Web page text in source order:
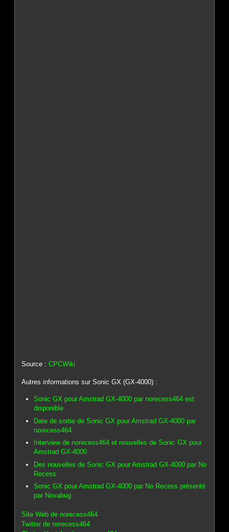
Source :CPCWiki
Autres informations sur Sonic GX (GX-4000) :
Sonic GX pour Amstrad GX-4000 par norecess464 est
disponible
Date de sortie de Sonic GX pour Amstrad GX-4000 par
norecess464
Interview de norecess464 et nouvelles de Sonic GX pour
Amstrad GX-4000
Des nouvelles de Sonic GX pour Amstrad GX-4000 par No
Recess
Sonic GX pour Amstrad GX-4000 par No Recess présenté
par Novabug
Site Web de norecess464
Twitter de norecess464